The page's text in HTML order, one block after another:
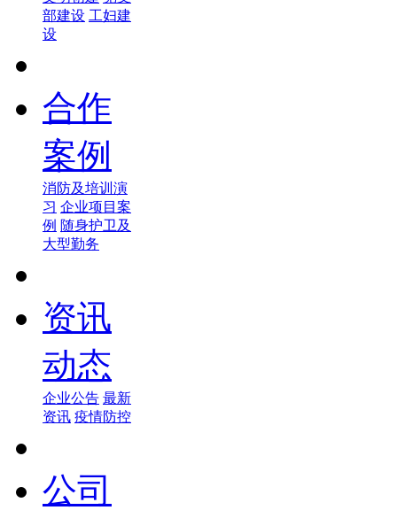
部建设 工妇建
设
合作
案例
消防及培训演
习 企业项目案
例 随身护卫及
大型勤务
资讯
动态
企业公告 最新
资讯 疫情防控
公司